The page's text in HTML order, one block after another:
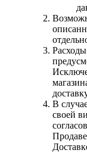
В
своей